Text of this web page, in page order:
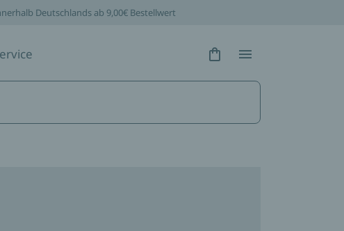
Deutschlands ab 9,00€ Bestellwert
Hidden Text
Hidden Text